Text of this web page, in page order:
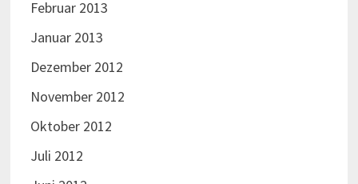
Februar 2013
Januar 2013
Dezember 2012
November 2012
Oktober 2012
Juli 2012